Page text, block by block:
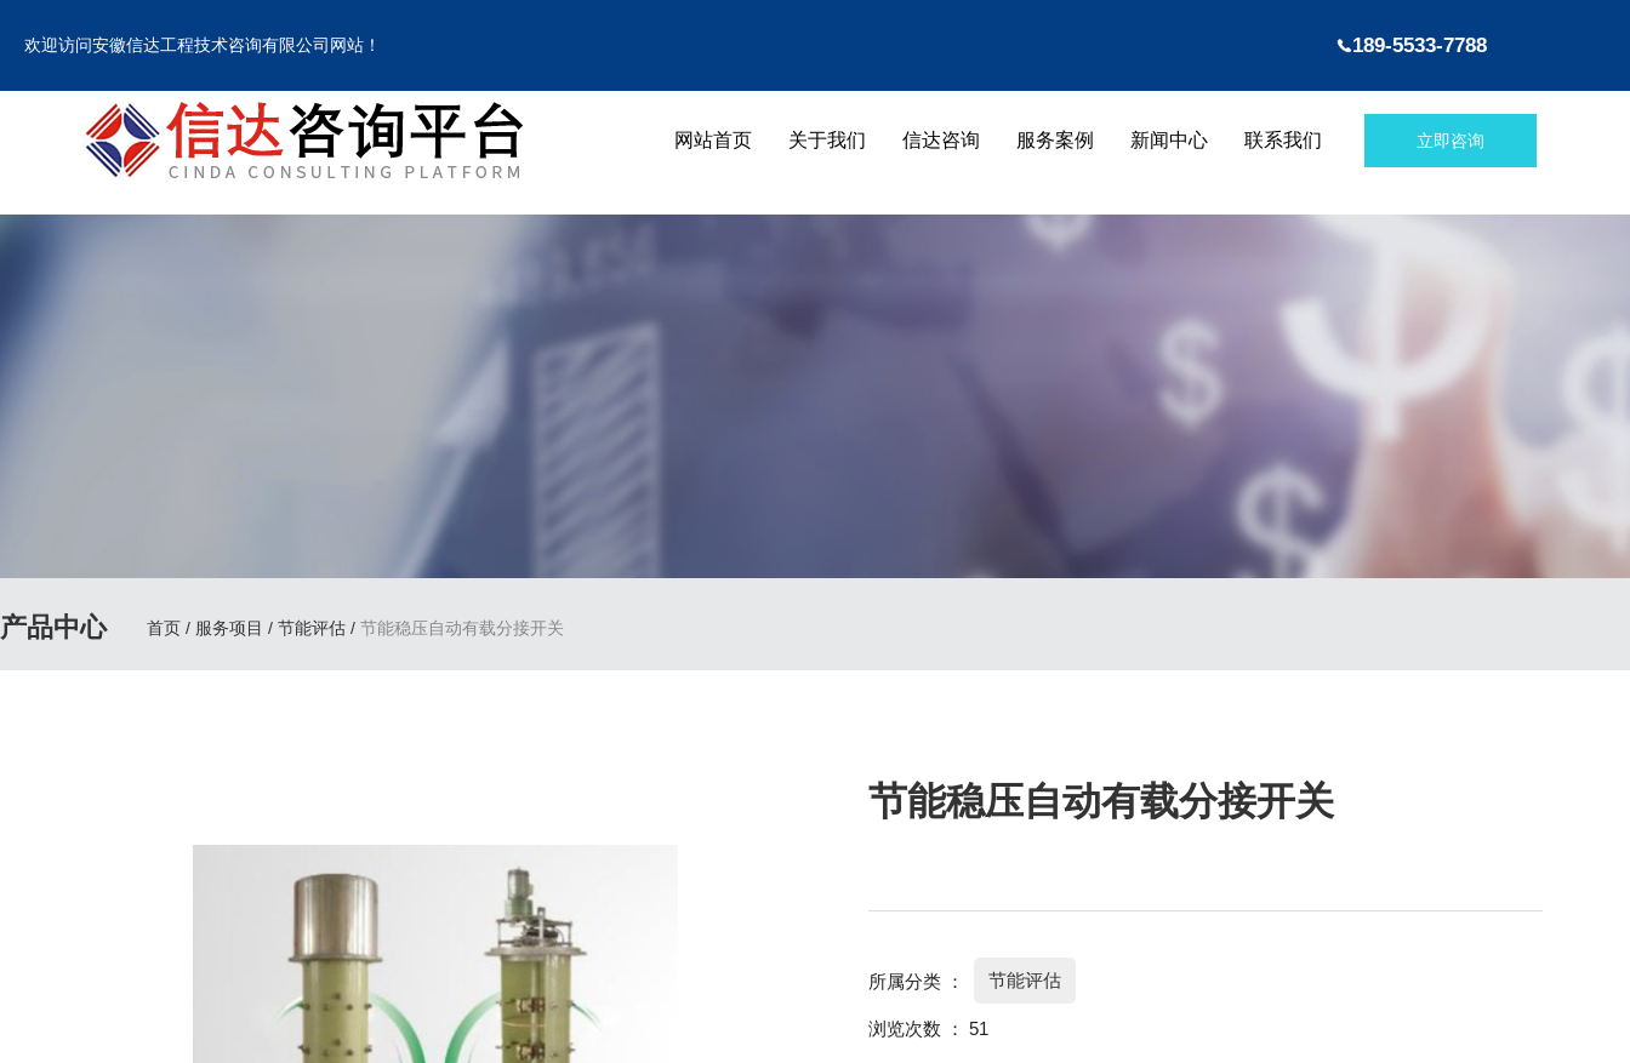
欢迎访问安徽信达工程技术咨询有限公司网站！ 189-5533-7788
欢迎访问安徽信达工程技术咨询有限公司网站！ 189-5533-7788
网站首页 关于我们 信达咨询 服务案例 新闻中心 联系我们 立即咨询
网站首页 关于我们 信达咨询 服务案例 新闻中心
联系我们
关于我们
产品中心 首页 / 服务项目 / 节能评估 / 节能稳压自动有载分接开关
节能稳压自动有载分接开关
所属分类 ： 节能评估
浏览次数 ： 51